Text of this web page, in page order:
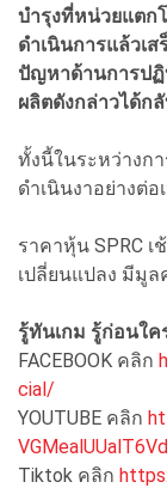
บำรุงที่หน่วยแตกโ
ดำเนินการแล้วเ
ปัญหาด้านการป
ผลิตดังกล่าวได้ก
ทั้งนี้ในระหว่างก
ดำเนินงาอย่างต่อ
ราคาหุ้น SPRC
เปลี่ยนแปลง มีมู
รู้ทันเกม รู้ก่อนใ
FACEBOOK คลิก
cial/
YOUTUBE คลิก
Tiktok คลิก